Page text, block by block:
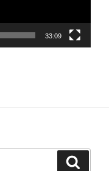
33:09